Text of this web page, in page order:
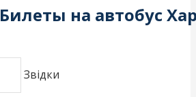
Билеты на автобус
Звідки